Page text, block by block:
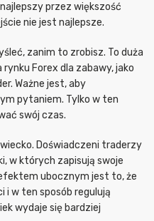
przez większość
nie jest najlepsze.
zanim to zrobisz. To duża
Forex dla zabawy, jako
Ważne jest, aby
pytaniem. Tylko w ten
swój czas.
Doświadczeni traderzy
w których zapisują swoje
efektem ubocznym jest to, że
i w ten sposób regulują
wydaje się bardziej